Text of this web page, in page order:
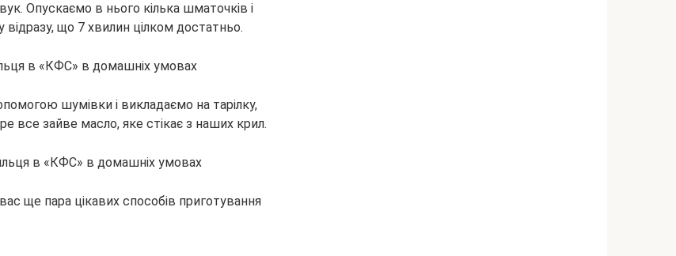
Опускаємо в нього кілька шматочків і
що 7 хвилин цілком достатньо.
шумівки і викладаємо на тарілку,
все зайве масло, яке стікає з наших крил.
ще пара цікавих способів приготування